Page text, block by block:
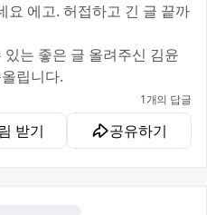
요 에고. 허접하고 긴 글 끝까
는 좋은 글 올려주신 김윤
립니다.
1개의 답글
받기 공유하기